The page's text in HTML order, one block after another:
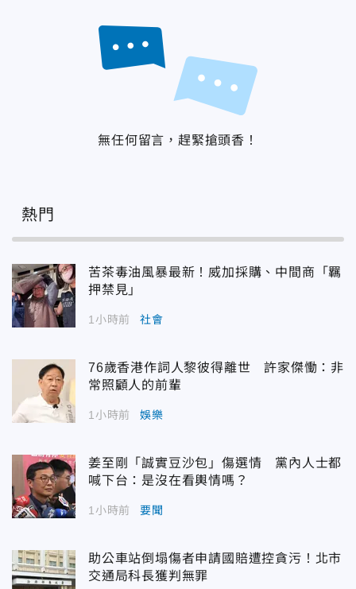
無任何留言，趕緊搶頭香！
熱門
苦茶毒油風暴最新！威加採購、中間商「羈
押禁見」
1小時前 社會
76歲香港作詞人黎彼得離世 許家傑慟：非
常照顧人的前輩
1小時前 娛樂
姜至剛「誠實豆沙包」傷選情 黨內人士都
喊下台：是沒在看輿情嗎？
1小時前 要聞
助公車站倒塌傷者申請國賠遭控貪污！北市
交通局科長獲判無罪